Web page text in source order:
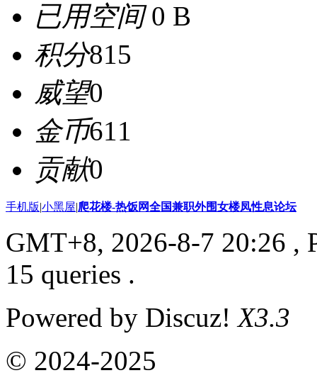
已用空间0 B
积分815
威望0
金币611
贡献0
手机版|小黑屋|爬花楼-热饭网全国兼职外围女楼凤性息论坛
GMT+8, 2026-8-7 20:26 ,
15 queries .
Powered by Discuz!X3.3
© 2024-2025